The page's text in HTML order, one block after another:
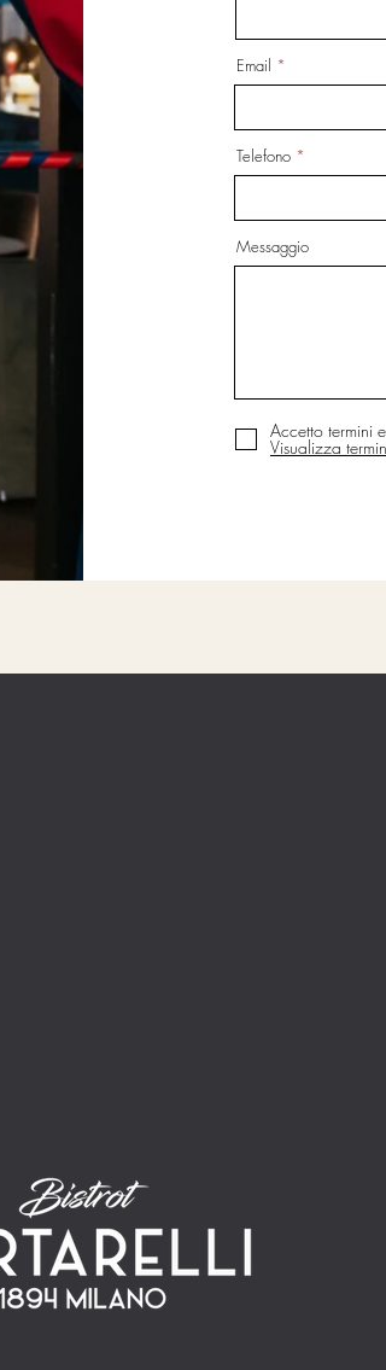
Email
Telefono
Messaggio
Accetto termini
Visualizza